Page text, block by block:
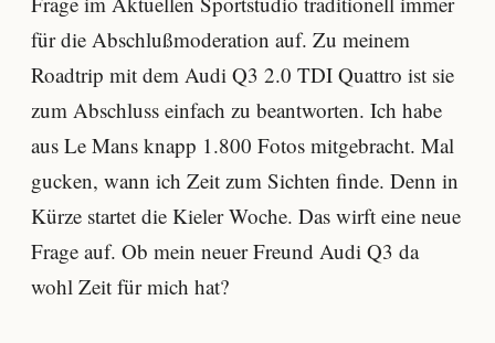
für die Abschlußmoderation auf. Zu meinem
Roadtrip mit dem Audi Q3 2.0 TDI Quattro ist sie
zum Abschluss einfach zu beantworten. Ich habe
aus Le Mans knapp 1.800 Fotos mitgebracht. Mal
gucken, wann ich Zeit zum Sichten finde. Denn in
Kürze startet die Kieler Woche. Das wirft eine neue
Frage auf. Ob mein neuer Freund Audi Q3 da
wohl Zeit für mich hat?